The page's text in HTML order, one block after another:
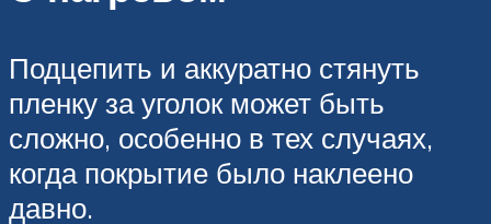
Подцепить и аккуратно стянуть
пленку за уголок может быть
сложно, особенно в тех случаях,
когда покрытие было наклеено
давно.